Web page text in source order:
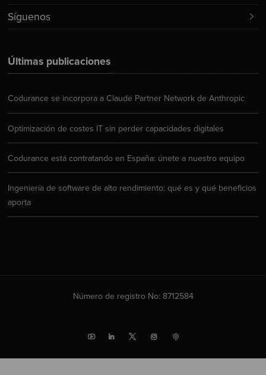
Últimas publicaciones
Codurance se incorpora a Claude Partner Network de Anthropic
Optimización de costes IT sin perder capacidades digitales
Codurance está contratando en España: únete a nuestro equipo
Ingeniería de software de alto rendimiento: qué es y qué beneficios
aporta
Síguenos
Número de registro No: 8712584